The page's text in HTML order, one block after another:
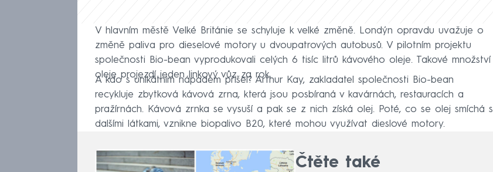
V hlavním městě Velké Británie se schyluje k velké změně. Londýn opravdu uvažuje o
změně paliva pro dieselové motory u dvoupatrových autobusů. V pilotním projektu
společnosti Bio-bean vyprodukovali celých 6 tisíc litrů kávového oleje. Takové množství
oleje projezdí jeden linkový vůz za rok.
A kdo s unikátním nápadem přišel? Arthur Kay, zakladatel společnosti Bio-bean
recykluje zbytková kávová zrna, která jsou posbíraná v kavárnách, restauracích a
pražírnách. Kávová zrnka se vysuší a pak se z nich získá olej. Poté, co se olej smíchá s
dalšími látkami, vznikne biopalivo B20, které mohou využívat dieslové motory.
Čtěte také